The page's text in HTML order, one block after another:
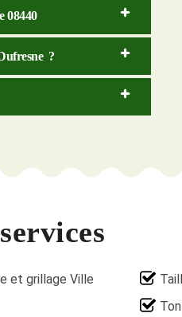
08440
?
et grillage Ville